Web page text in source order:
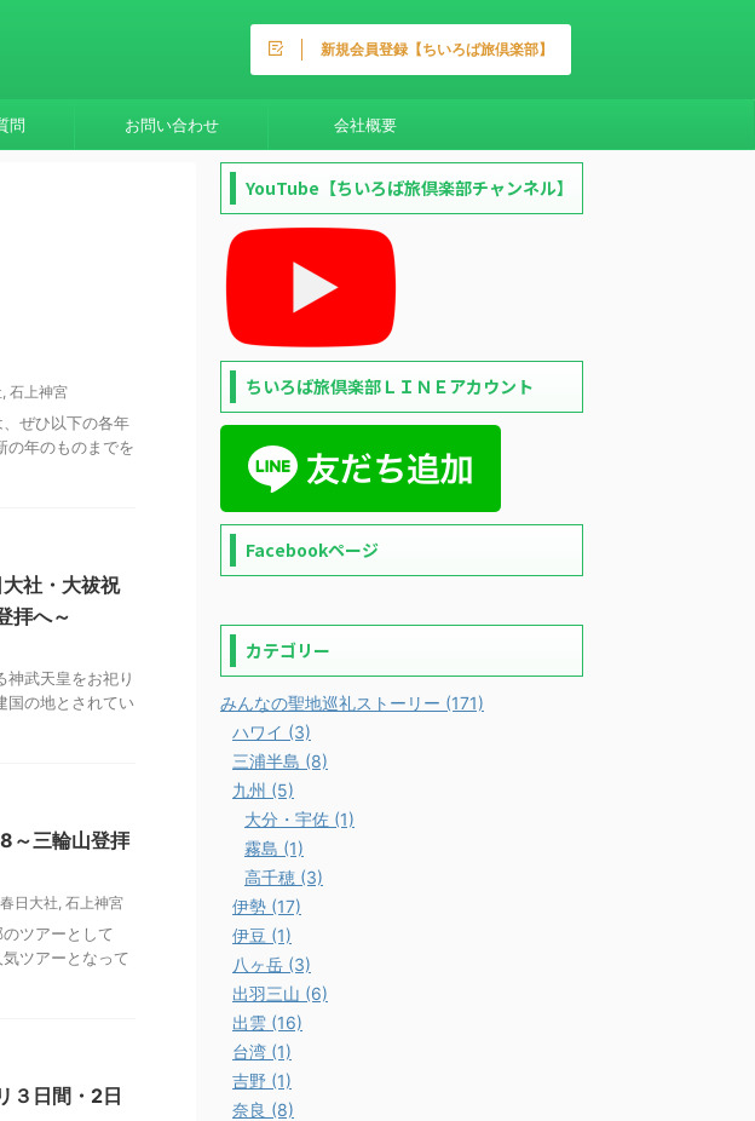
新規会員登録【ちいろば旅倶楽部】
問 お問い合わせ 会社概要
, 石上神宮
ぜひ以下の各年
の年のものまでを
社・大祓祝
拝へ～
武天皇をお祀り
国の地とされてい
～三輪山登拝
春日大社, 石上神宮
ツアーとして
ツアーとなって
３日間・2日
YouTube【ちいろば旅倶楽部チャンネル】
ちいろば旅倶楽部ＬＩＮＥアカウント
Facebookページ
カテゴリー
みんなの聖地巡礼ストーリー (171)
ハワイ (3)
三浦半島 (8)
九州 (5)
大分・宇佐 (1)
霧島 (1)
高千穂 (3)
伊勢 (17)
伊豆 (1)
八ヶ岳 (3)
出羽三山 (6)
出雲 (16)
台湾 (1)
吉野 (1)
奈良 (8)